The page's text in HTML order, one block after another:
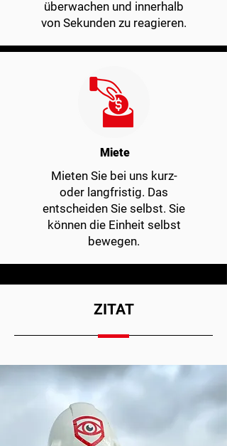
überwachen und innerhalb
von Sekunden zu reagieren.
Miete
Mieten Sie bei uns kurz-
oder langfristig. Das
entscheiden Sie selbst. Sie
können die Einheit selbst
bewegen.
ZITAT